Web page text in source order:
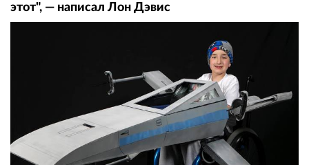
этот", — написал Лон Дэвис